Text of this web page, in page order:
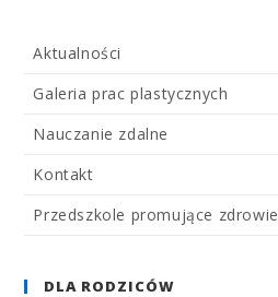
Aktualności
Galeria prac plastycznych
Nauczanie zdalne
Kontakt
Przedszkole promujące zdrowie
DLA RODZICÓW